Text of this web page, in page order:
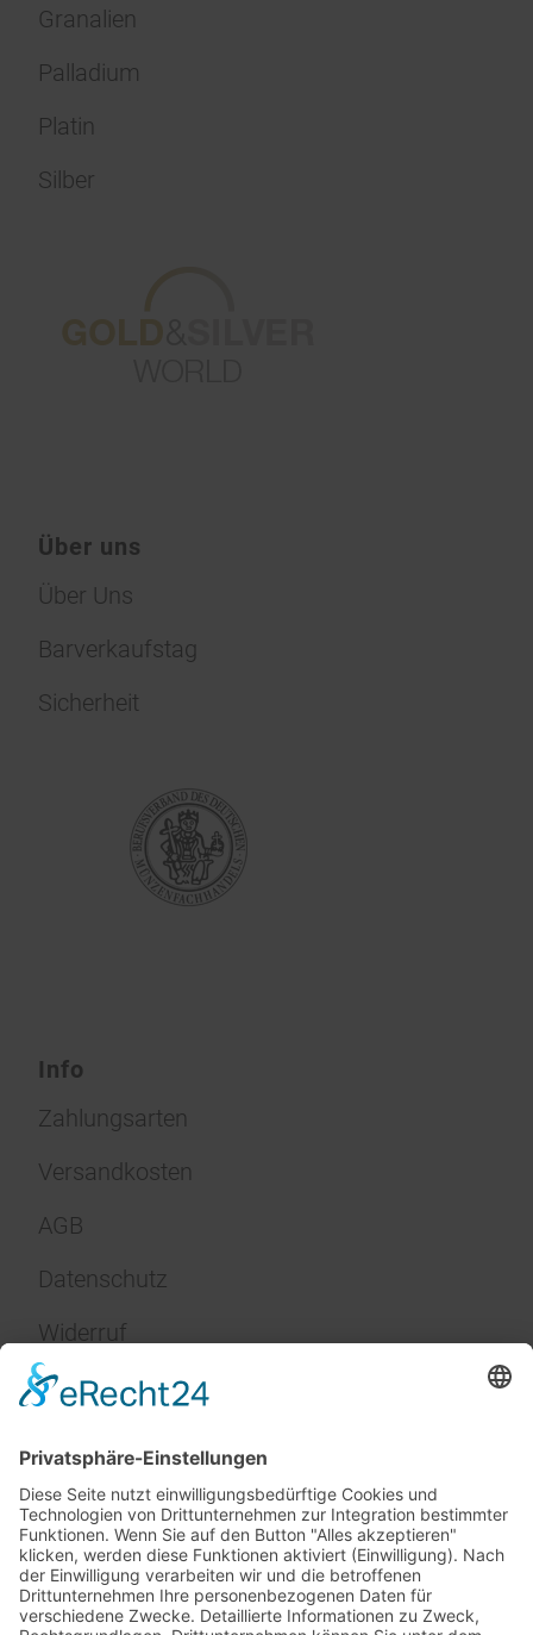
Granalien
Palladium
Platin
Silber
Über uns
Über Uns
Barverkaufstag
Sicherheit
Info
Zahlungsarten
Versandkosten
AGB
Datenschutz
Widerruf
Impressum
Service
FAQ